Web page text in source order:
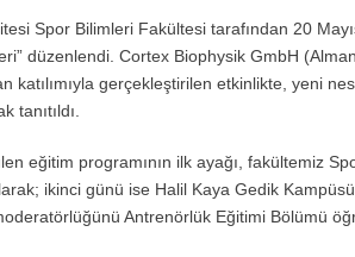
Spor Bilimleri Fakültesi tarafından 20
düzenlendi. Cortex Biophysik GmbH
katılımıyla gerçekleştirilen etkinlikte, yeni
tanıtıldı.
eğitim programının ilk ayağı, fakültemiz
ikinci günü ise Halil Kaya Gedik
Antrenörlük Eğitimi Bölümü